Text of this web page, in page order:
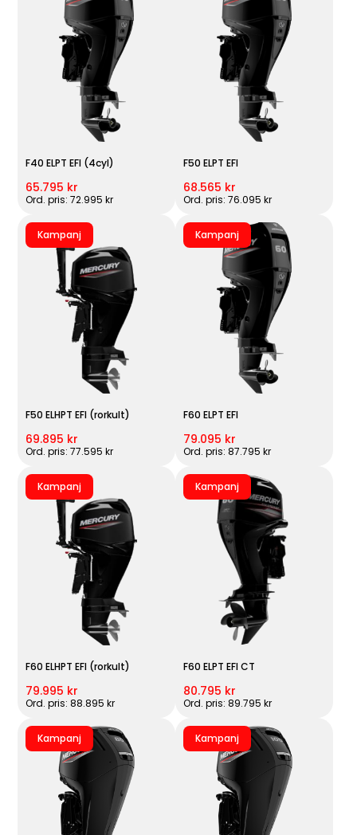
F40 ELPT EFI (4cyl)
65.795 kr
Ord. pris: 72.995 kr
F50 ELPT EFI
68.565 kr
Ord. pris: 76.095 kr
Kampanj
F50 ELHPT EFI (rorkult)
69.895 kr
Ord. pris: 77.595 kr
Kampanj
F60 ELPT EFI
79.095 kr
Ord. pris: 87.795 kr
Kampanj
F60 ELHPT EFI (rorkult)
79.995 kr
Ord. pris: 88.895 kr
Kampanj
F60 ELPT EFI CT
80.795 kr
Ord. pris: 89.795 kr
Kampanj Kampanj